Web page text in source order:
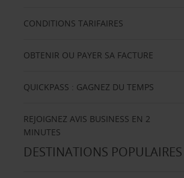
CONDITIONS TARIFAIRES
OBTENIR OU PAYER SA FACTURE
QUICKPASS : GAGNEZ DU TEMPS
REJOIGNEZ AVIS BUSINESS EN 2
MINUTES
DESTINATIONS POPULAIRES